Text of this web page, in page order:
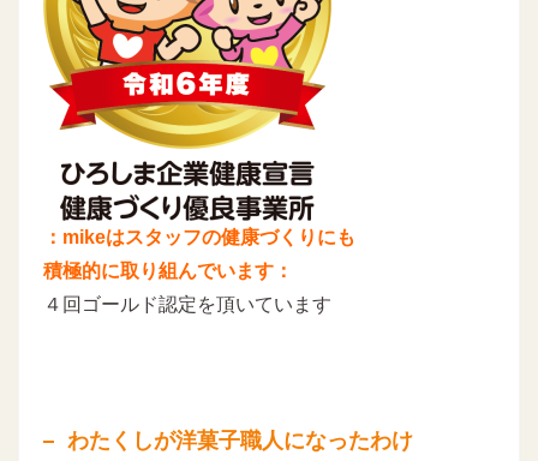
：mikeはスタッフの健康づくりにも
積極的に取り組んでいます：
４回ゴールド認定を頂いています
わたくしが洋菓子職人になったわけ